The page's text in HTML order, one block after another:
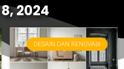
2024
DESAIN DAN RENOVASI